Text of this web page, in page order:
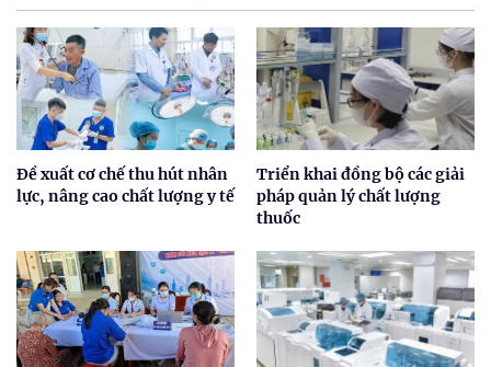
Đề xuất cơ chế thu hút nhân
lực, nâng cao chất lượng y tế
Triển khai đồng bộ các giải
pháp quản lý chất lượng
thuốc